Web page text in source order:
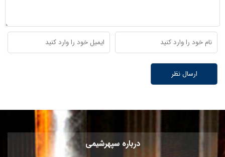
درباره سپهرشیمی